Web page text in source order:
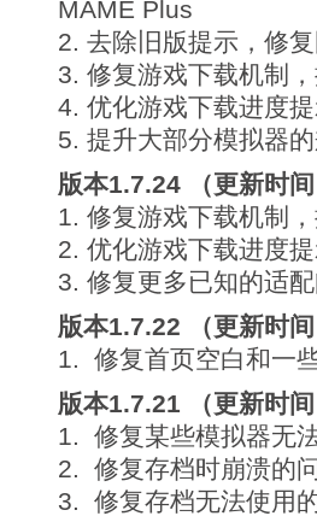
MAME Plus
2. 去除旧版提示，修
3. 修复游戏下载机制
4. 优化游戏下载进度
5. 提升大部分模拟器
版本1.7.24 （更新时
1. 修复游戏下载机制
2. 优化游戏下载进度
3. 修复更多已知的适
版本1.7.22 （更新时
1. 修复首页空白和一
版本1.7.21 （更新时
1. 修复某些模拟器无
2. 修复存档时崩溃的
3. 修复存档无法使用